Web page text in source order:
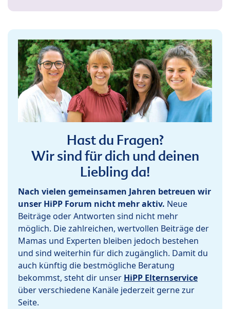
Hast du Fragen?
Wir sind für dich und deinen
Liebling da!
Nach vielen gemeinsamen Jahren betreuen wir
unser HiPP Forum nicht mehr aktiv. Neue
Beiträge oder Antworten sind nicht mehr
möglich. Die zahlreichen, wertvollen Beiträge der
Mamas und Experten bleiben jedoch bestehen
und sind weiterhin für dich zugänglich. Damit du
auch künftig die bestmögliche Beratung
bekommst, steht dir unser HiPP Elternservice
über verschiedene Kanäle jederzeit gerne zur
Seite.